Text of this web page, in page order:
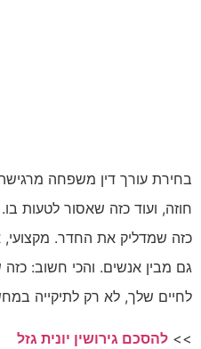
בחירת עורך דין משפחה
חוזה, ועוד כזה שאסור לטעות
כזה שמדליק את החדר. מקצועי,
גם מבין אנשים. והכי חשוב:
לחיים שלך, לא רק לתיקייה
>> להסכם גירושין יונית גזל